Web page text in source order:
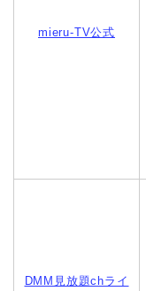
mieru-TV公式
DMM見放題chライ